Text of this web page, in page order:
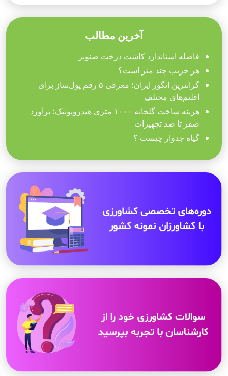
آخرین مطالب
فاصله استاندارد کاشت درخت صنوبر
هر جریب چند متر است؟
گرانترین انگور ایران؛ معرفی ۵ رقم پول‌ساز برای
اقلیم‌های مختلف
هزینه ساخت گلخانه ۱۰۰۰ متری هیدروپونیک؛ برآورد
صفر تا صد تجهیزات
گیاه جدوار چیست ؟